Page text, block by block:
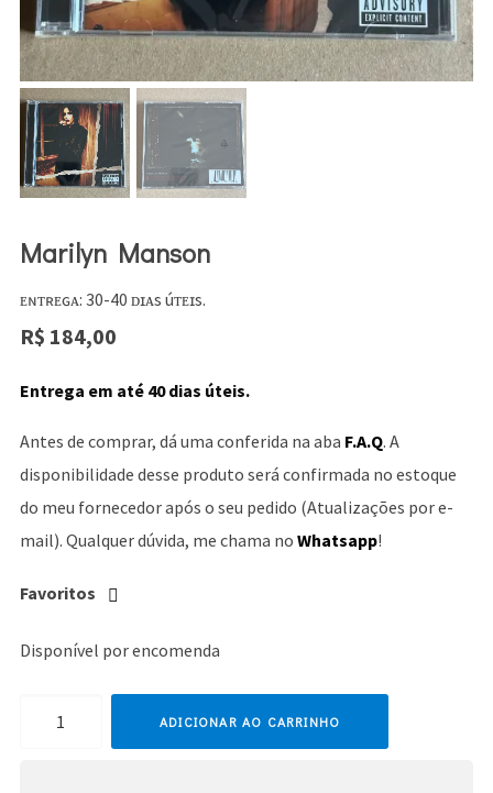
Marilyn Manson
ᴇɴᴛʀᴇɢᴀ: 30-40 ᴅɪᴀs úᴛᴇɪs.
R$ 184,00
Entrega em até 40 dias úteis.
Antes de comprar, dá uma conferida na aba F.A.Q. A
disponibilidade desse produto será confirmada no estoque
do meu fornecedor após o seu pedido (Atualizações por e-
mail). Qualquer dúvida, me chama no Whatsapp!
Favoritos
Disponível por encomenda
ADICIONAR AO CARRINHO